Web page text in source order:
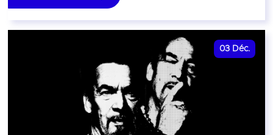
03 Déc.